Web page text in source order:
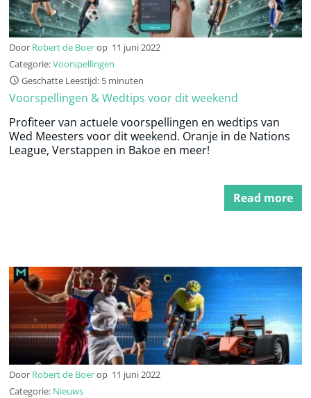
Door Robert de Boerop 11 juni 2022
Categorie:Voorspellingen
Geschatte Leestijd: 5 minuten
Voorspellingen & Wedtips voor dit weekend
Profiteer van actuele voorspellingen en wedtips van
Wed Meesters voor dit weekend. Oranje in de Nations
League, Verstappen in Bakoe en meer!
Read more
Door Robert de Boerop 11 juni 2022
Categorie: Nieuws